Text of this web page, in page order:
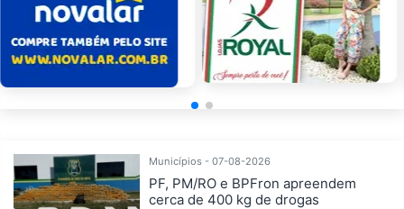
Municípios - 07-08-2026
PF, PM/RO e BPFron apreendem
cerca de 400 kg de drogas